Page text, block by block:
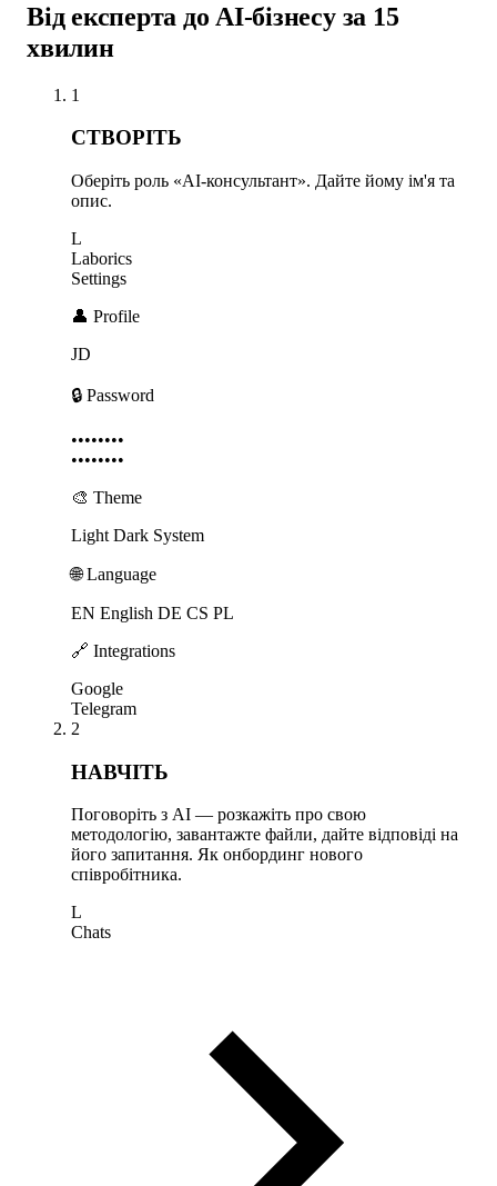
Від експерта до AI-бізнесу за 15
хвилин
1
СТВОРІТЬ
Оберіть роль «AI-консультант». Дайте йому ім'я та
опис.
L
Laborics
Settings
👤 Profile
JD
🔒 Password
••••••••
••••••••
🎨 Theme
Light Dark System
🌐 Language
EN English DE CS PL
🔗 Integrations
Google
Telegram
2
НАВЧІТЬ
Поговоріть з AI — розкажіть про свою
методологію, завантажте файли, дайте відповіді на
його запитання. Як онбординг нового
співробітника.
L
Chats